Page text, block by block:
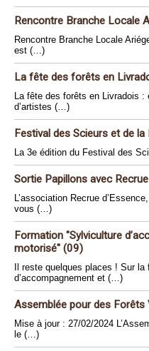
Rencontre Branche Locale
Rencontre Branche Locale
est (…)
La fête des forêts en
La fête des forêts en Livradois :
d’artistes (…)
Festival des Scieurs et de
La 3e édition du Festival des
Sortie Papillons avec
L’association Recrue
vous (…)
Formation "Sylviculture
motorisé" (09)
Il reste quelques places ! Sur
d’accompagnement et (…)
Assemblée pour des Forêts
Mise à jour : 27/02/2024
le (…)